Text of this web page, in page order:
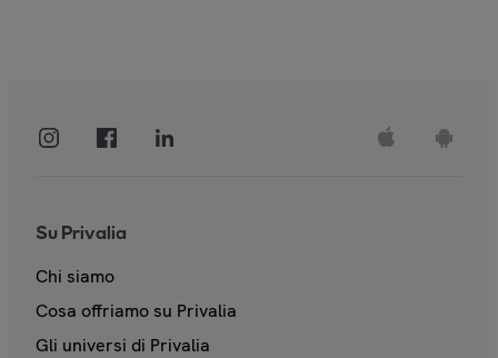
Su Privalia
Chi siamo
Cosa offriamo su Privalia
Gli universi di Privalia